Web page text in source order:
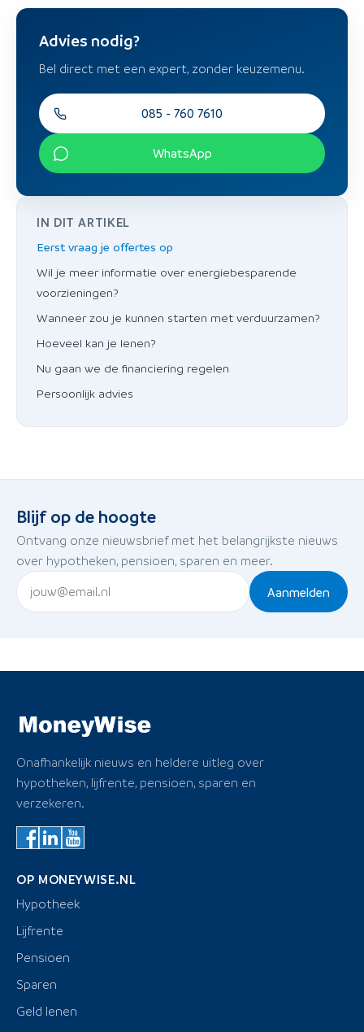
IN DIT ARTIKEL
Eerst vraag je offertes op
Wil je meer informatie over energiebesparende
voorzieningen?
Wanneer zou je kunnen starten met verduurzamen?
Hoeveel kan je lenen?
Nu gaan we de financiering regelen
Persoonlijk advies
Advies nodig?
Bel direct met een expert, zonder keuzemenu.
085 - 760 7610
WhatsApp
Blijf op de hoogte
Ontvang onze nieuwsbrief met het belangrijkste nieuws
over hypotheken, pensioen, sparen en meer.
Aanmelden
Onafhankelijk nieuws en heldere uitleg over
hypotheken, lijfrente, pensioen, sparen en
verzekeren.
OP MONEYWISE.NL
Hypotheek
Lijfrente
Pensioen
Sparen
Geld lenen